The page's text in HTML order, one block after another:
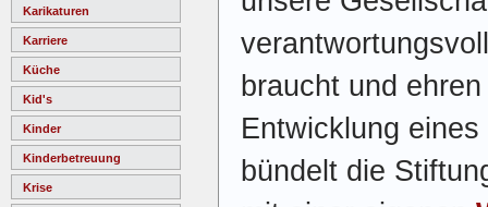
Karikaturen
Karriere
Küche
Kid's
Kinder
Kinderbetreuung
Krise
braucht und
Entwicklung
bündelt die